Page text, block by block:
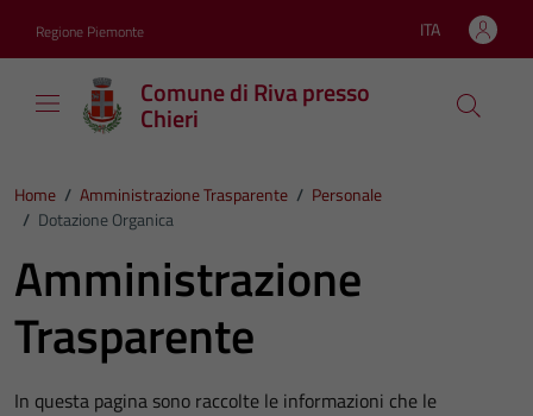
Regione Piemonte Lingua attiva:
ITA
Comune di Riva presso
Chieri
Home / Amministrazione Trasparente / Personale
/ Dotazione Organica
Amministrazione
Trasparente
In questa pagina sono raccolte le informazioni che le